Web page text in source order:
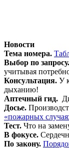
Новости
Тема номера.
Выбор по запросу.
учитывая
Консультация. У
дыханию!
Аптечный гид.
Досье.
«пожарных
Тест. Что на
В фокусе.
По закону.